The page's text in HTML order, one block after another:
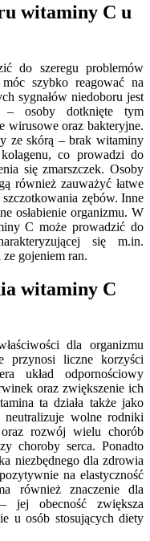
witaminy C u
do szeregu problemów
szybko reagować na
sygnałów niedoboru jest
– osoby dotknięte tym
wirusowe oraz bakteryjne.
ze skórą – brak witaminy
co prowadzi do
się zmarszczek. Osoby
również zauważyć łatwe
zębów. Inne
osłabienie organizmu. W
C może prowadzić do
się m.in.
gojeniem ran.
witaminy C
dla organizmu
przynosi liczne korzyści
układ odpornościowy
oraz zwiększenie ich
ta działa także jako
neutralizuje wolne rodniki
oraz rozwój wielu chorób
choroby serca. Ponadto
niezbędnego dla zdrowia
na elastyczność
również znaczenie dla
jej obecność zwiększa
u osób stosujących diety